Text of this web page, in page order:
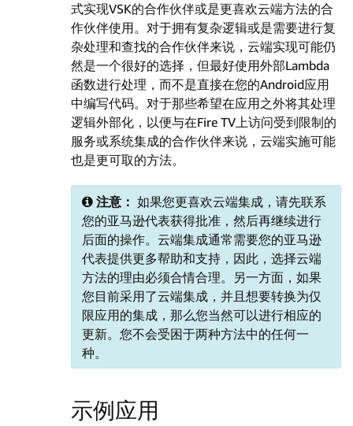
式实现VSK的合作伙伴或是更喜欢云端方法的合
作伙伴使用。对于拥有复杂逻辑或是需要进行复
杂处理和查找的合作伙伴来说，云端实现可能仍
然是一个很好的选择，但最好使用外部Lambda
函数进行处理，而不是直接在您的Android应用
中编写代码。对于那些希望在应用之外将其处理
逻辑外部化，以便与在Fire TV上访问受到限制的
服务或系统集成的合作伙伴来说，云端实施可能
也是更可取的方法。
注意： 如果您更喜欢云端集成，请先联系
您的亚马逊代表获得批准，然后再继续进行
后面的操作。云端集成通常需要您的亚马逊
代表提供更多帮助和支持，因此，选择云端
方法的理由必须合情合理。另一方面，如果
您目前采用了云端集成，并且想要转换为仅
限应用的集成，那么您当然可以进行相应的
更新。您不会受困于两种方法中的任何一
种。
示例应用